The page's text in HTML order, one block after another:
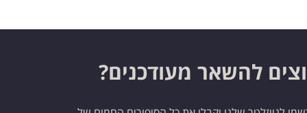
להשאר מעודכנים?